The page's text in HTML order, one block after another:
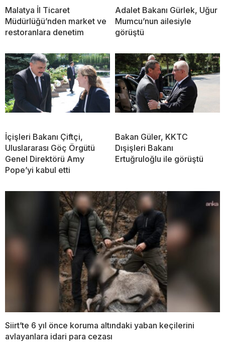
Malatya İl Ticaret
Müdürlüğü’nden market ve
restoranlara denetim
Adalet Bakanı Gürlek, Uğur
Mumcu’nun ailesiyle
görüştü
İçişleri Bakanı Çiftçi,
Uluslararası Göç Örgütü
Genel Direktörü Amy
Pope’yi kabul etti
Bakan Güler, KKTC
Dışişleri Bakanı
Ertuğruloğlu ile görüştü
Siirt’te 6 yıl önce koruma altındaki yaban keçilerini
avlayanlara idari para cezası